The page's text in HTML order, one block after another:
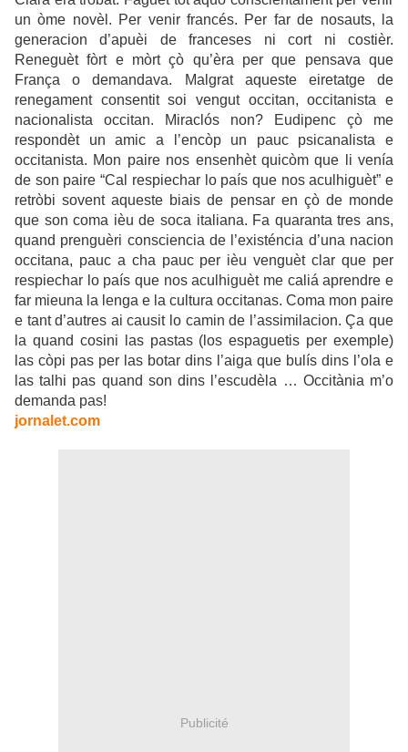
un òme novèl. Per venir francés. Per far de nosauts, la
generacion d’apuèi de franceses ni cort ni costièr.
Reneguèt fòrt e mòrt çò qu’èra per que pensava que
França o demandava. Malgrat aqueste eiretatge de
renegament consentit soi vengut occitan, occitanista e
nacionalista occitan. Miraclós non? Eudipenc çò me
respondèt un amic a l’encòp un pauc psicanalista e
occitanista. Mon paire nos ensenhèt quicòm que li venía
de son paire “Cal respiechar lo país que nos aculhiguèt” e
retròbi sovent aqueste biais de pensar en çò de monde
que son coma ièu de soca italiana. Fa quaranta tres ans,
quand prenguèri consciencia de l’existéncia d’una nacion
occitana, pauc a cha pauc per ièu venguèt clar que per
respiechar lo país que nos aculhiguèt me caliá aprendre e
far mieuna la lenga e la cultura occitanas. Coma mon paire
e tant d’autres ai causit lo camin de l’assimilacion. Ça que
la quand cosini las pastas (los espaguetis per exemple)
las còpi pas per las botar dins l’aiga que bulís dins l’ola e
las talhi pas quand son dins l’escudèla … Occitània m’o
demanda pas!
jornalet.com
Publicité